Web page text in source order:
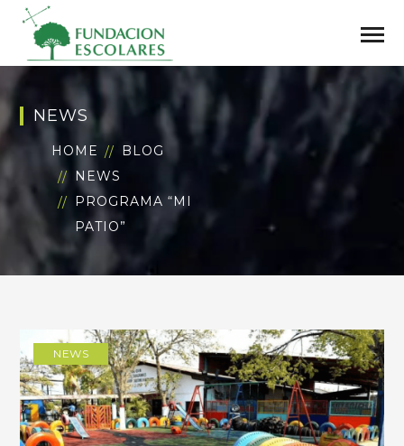
NEWS
HOME
BLOG
NEWS
PROGRAMA “MI
PATIO”
NEWS